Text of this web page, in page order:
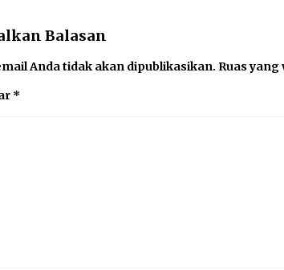
Balasan
Anda tidak akan dipublikasikan. Ruas
*